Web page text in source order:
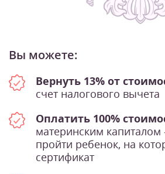
Вы можете:
Вернуть 13% от
счет налогового вычета
Оплатить 100%
материнским
пройти ребенок, на
сертификат